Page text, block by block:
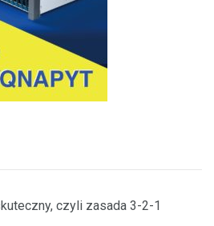
czyli zasada 3-2-1